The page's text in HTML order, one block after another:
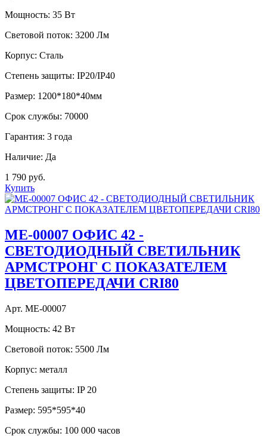
Мощность: 35 Вт
Световой поток: 3200 Лм
Корпус: Сталь
Степень защиты: IP20/IP40
Размер: 1200*180*40мм
Срок службы: 70000
Гарантия: 3 года
Наличие: Да
1 790 руб.
Купить
МE-00007 ОФИС 42 -
СВЕТОДИОДНЫЙ СВЕТИЛЬНИК
АРМСТРОНГ С ПОКАЗАТЕЛЕМ
ЦВЕТОПЕРЕДАЧИ CRI80
Арт. МЕ-00007
Мощность: 42 Вт
Световой поток: 5500 Лм
Корпус: металл
Степень защиты: IP 20
Размер: 595*595*40
Срок службы: 100 000 часов